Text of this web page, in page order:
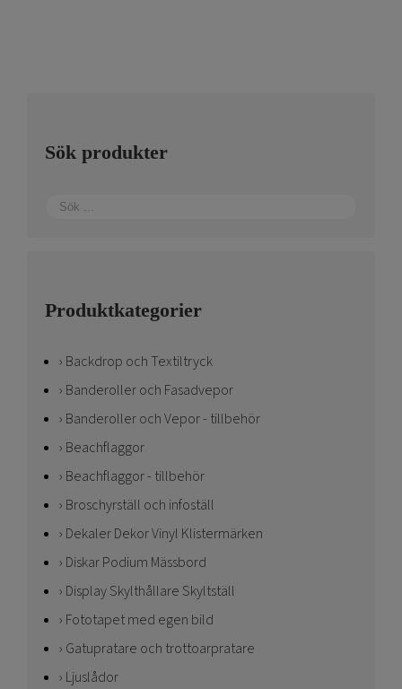
Sök produkter
Produktkategorier
Backdrop och Textiltryck
Banderoller och Fasadvepor
Banderoller och Vepor - tillbehör
Beachflaggor
Beachflaggor - tillbehör
Broschyrställ och infoställ
Dekaler Dekor Vinyl Klistermärken
Diskar Podium Mässbord
Display Skylthållare Skyltställ
Fototapet med egen bild
Gatupratare och trottoarpratare
Ljuslådor